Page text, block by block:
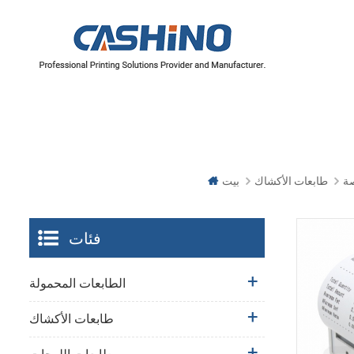
بيت طابعات الأكشاك
فئات
الطابعات المحمولة
طابعات الأكشاك